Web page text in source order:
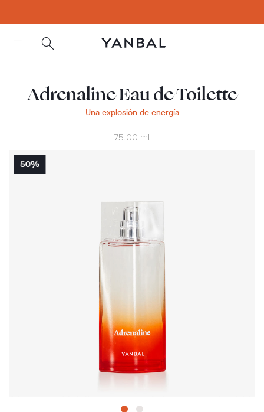
Adrenaline Eau de Toilette
Una explosión de energía
75.00 ml